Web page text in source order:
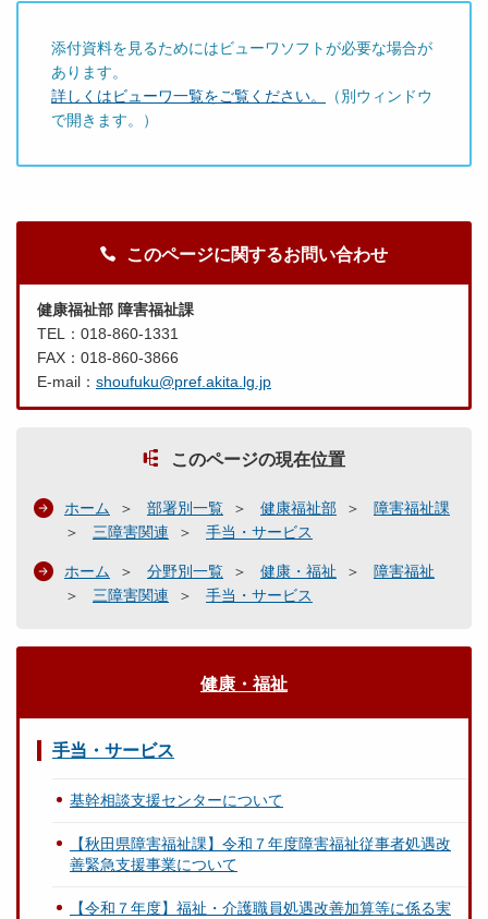
添付資料を見るためにはビューワソフトが必要な場合が
あります。
詳しくはビューワ一覧をご覧ください。
（別ウィンドウ
で開きます。）
このページに関するお問い合わせ
健康福祉部 障害福祉課
TEL：018-860-1331
FAX：018-860-3866
E-mail： shoufuku@pref.akita.lg.jp
このページの現在位置
ホーム 部署別一覧 健康福祉部
障害福祉課
三障害関連
手当・サービス
ホーム 分野別一覧 健康・福祉
障害福祉
三障害関連
手当・サービス
健康・福祉
手当・サービス
基幹相談支援センターについて
【秋田県障害福祉課】令和７年度障害福祉従事者処遇改
善緊急支援事業について
【令和７年度】福祉・介護職員処遇改善加算等に係る実